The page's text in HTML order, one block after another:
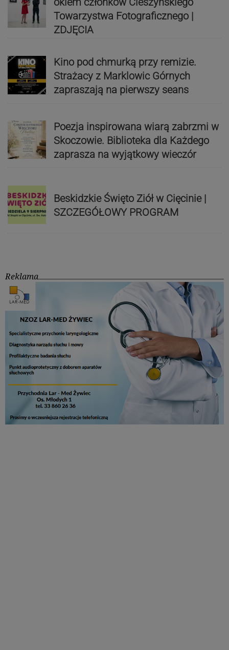
Towarzystwa Fotograficznego |
ZDJĘCIA
Kino pod chmurką przy remizie.
Strażacy z Marklowic Górnych
zapraszają na pierwszy seans
Poezja inspirowana wiarą zabrzmi w
Skoczowie. Biblioteka dla Każdego
zaprasza na wyjątkowy wieczór
Beskidzkie Święto Ziół w Cięcinie |
SZCZEGÓŁOWY PROGRAM
Reklama